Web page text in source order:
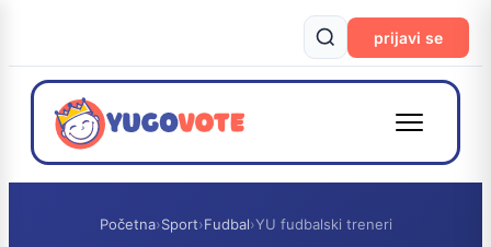
prijavi se
Početna›Sport›Fudbal›YU fudbalski treneri